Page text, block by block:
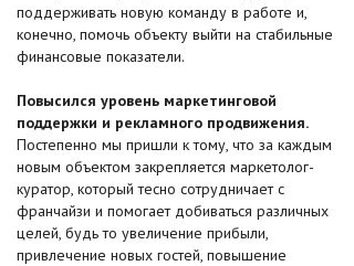
поддерживать новую команду в работе и,
конечно, помочь объекту выйти на стабильные
финансовые показатели.
Повысился уровень маркетинговой
поддержки и рекламного продвижения.
Постепенно мы пришли к тому, что за каждым
новым объектом закрепляется маркетолог-
куратор, который тесно сотрудничает с
франчайзи и помогает добиваться различных
целей, будь то увеличение прибыли,
привлечение новых гостей, повышение